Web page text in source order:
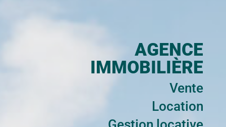
AGENCE
IMMOBILIÈRE
Vente
Location